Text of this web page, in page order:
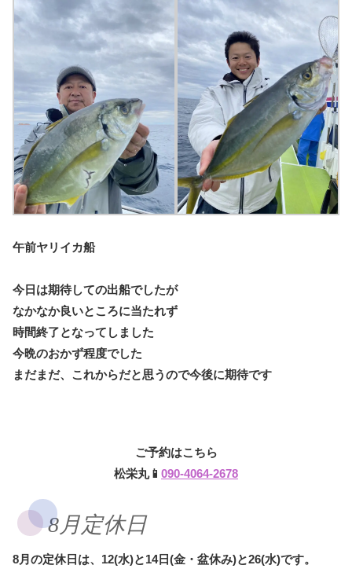
午前ヤリイカ船
今日は期待しての出船でしたが
なかなか良いところに当たれず
時間終了となってしました
今晩のおかず程度でした
まだまだ、これからだと思うので今後に期待です
ご予約はこちら
松栄丸📱 090-4064-2678
8月定休日
8月の定休日は、12(水)と14日(金・盆休み)と26(水)です。